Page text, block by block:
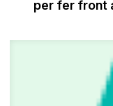
per fer front